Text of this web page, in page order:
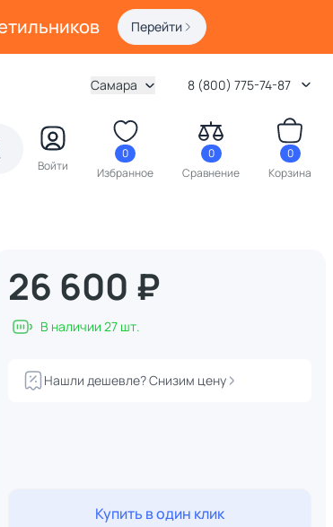
Перейти
Самара 8 (800) 775-74-87
Войти
0
Избранное
0
Сравнение
0
Корзина
26 600 ₽
В наличии 27 шт.
Нашли дешевле? Снизим цену
Купить в один клик